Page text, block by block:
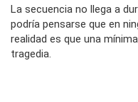
La secuencia no llega a
podría pensarse que en
realidad es que una
tragedia.